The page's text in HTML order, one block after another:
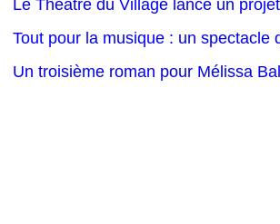
Le Théâtre du Village lance un
Tout pour la musique : un
Un troisième roman pour Mélissa